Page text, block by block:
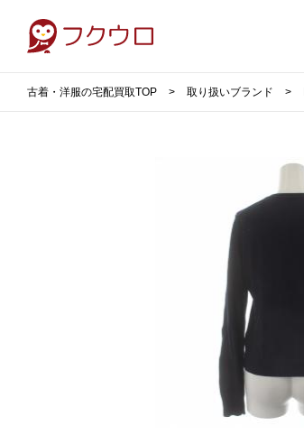
古着・洋服の宅配買取TOP 取り扱いブランド